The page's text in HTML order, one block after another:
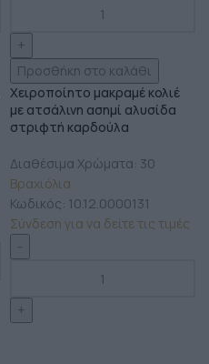
Προσθήκη στο καλάθι
Χειροποίητο μακραμέ κολιέ
με ατσάλινη ασημί αλυσίδα
στριφτή καρδούλα
Διαθέσιμα Χρώματα: 30
Βραχιόλια
Κωδικός: 10.12.0000131
Σύνδεση για να δείτε τις τιμές